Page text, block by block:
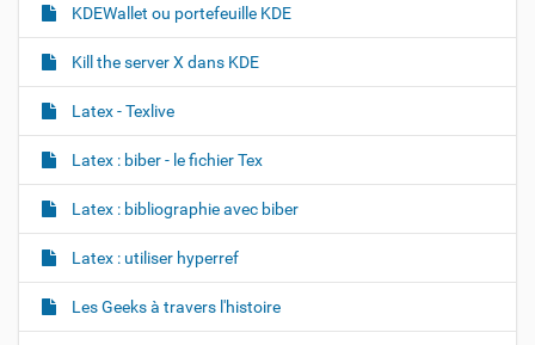
KDEWallet ou portefeuille KDE
Kill the server X dans KDE
Latex - Texlive
Latex : biber - le fichier Tex
Latex : bibliographie avec biber
Latex : utiliser hyperref
Les Geeks à travers l'histoire